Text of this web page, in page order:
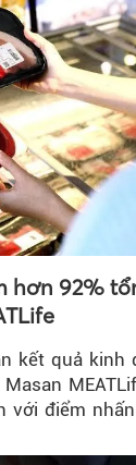
hơn 92%
kết quả kinh
với điểm